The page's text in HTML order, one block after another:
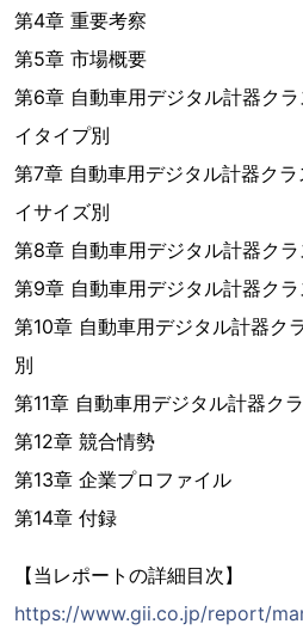
第4章 重要考察
第5章 市場概要
第6章 自動車用デジタル計器ク
イタイプ別
第7章 自動車用デジタル計器ク
イサイズ別
第8章 自動車用デジタル計器ク
第9章 自動車用デジタル計器ク
第10章 自動車用デジタル計器ク
別
第11章 自動車用デジタル計器ク
第12章 競合情勢
第13章 企業プロファイル
第14章 付録
【当レポートの詳細目次】
https://www.gii.co.jp/report/